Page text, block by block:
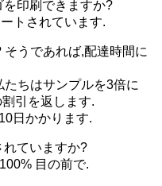
印刷できますか?
トされています.
うであれば,配達時間に
ちはサンプルを3倍に
引を返します.
日かかります.
れていますか?
目の前で.